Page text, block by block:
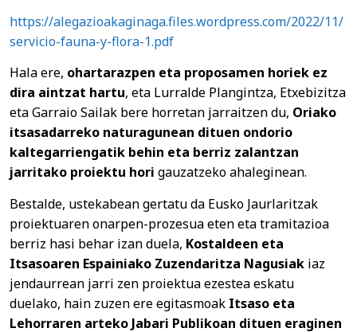
https://alegazioakaginaga.files.wordpress.com/2022/11/
servicio-fauna-y-flora-1.pdf
Hala ere, ohartarazpen eta proposamen horiek ez
dira aintzat hartu, eta Lurralde Plangintza, Etxebizitza
eta Garraio Sailak bere horretan jarraitzen du, Oriako
itsasadarreko naturagunean dituen ondorio
kaltegarriengatik behin eta berriz zalantzan
jarritako proiektu hori gauzatzeko ahaleginean.
Bestalde, ustekabean gertatu da Eusko Jaurlaritzak
proiektuaren onarpen-prozesua eten eta tramitazioa
berriz hasi behar izan duela, Kostaldeen eta
Itsasoaren Espainiako Zuzendaritza Nagusiak iaz
jendaurrean jarri zen proiektua ezestea eskatu
duelako, hain zuzen ere egitasmoak Itsaso eta
Lehorraren arteko Jabari Publikoan dituen eraginen